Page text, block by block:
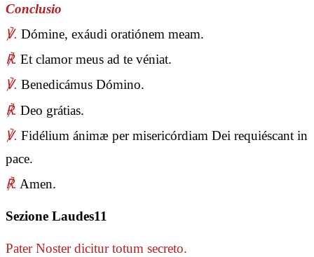
Conclusio
℣. Dómine, exáudi oratiónem meam.
℟. Et clamor meus ad te véniat.
℣. Benedicámus Dómino.
℟. Deo grátias.
℣. Fidélium ánimæ per misericórdiam Dei requiéscant in
pace.
℟. Amen.
Sezione Laudes11
Pater Nosterdicitur totum secreto.